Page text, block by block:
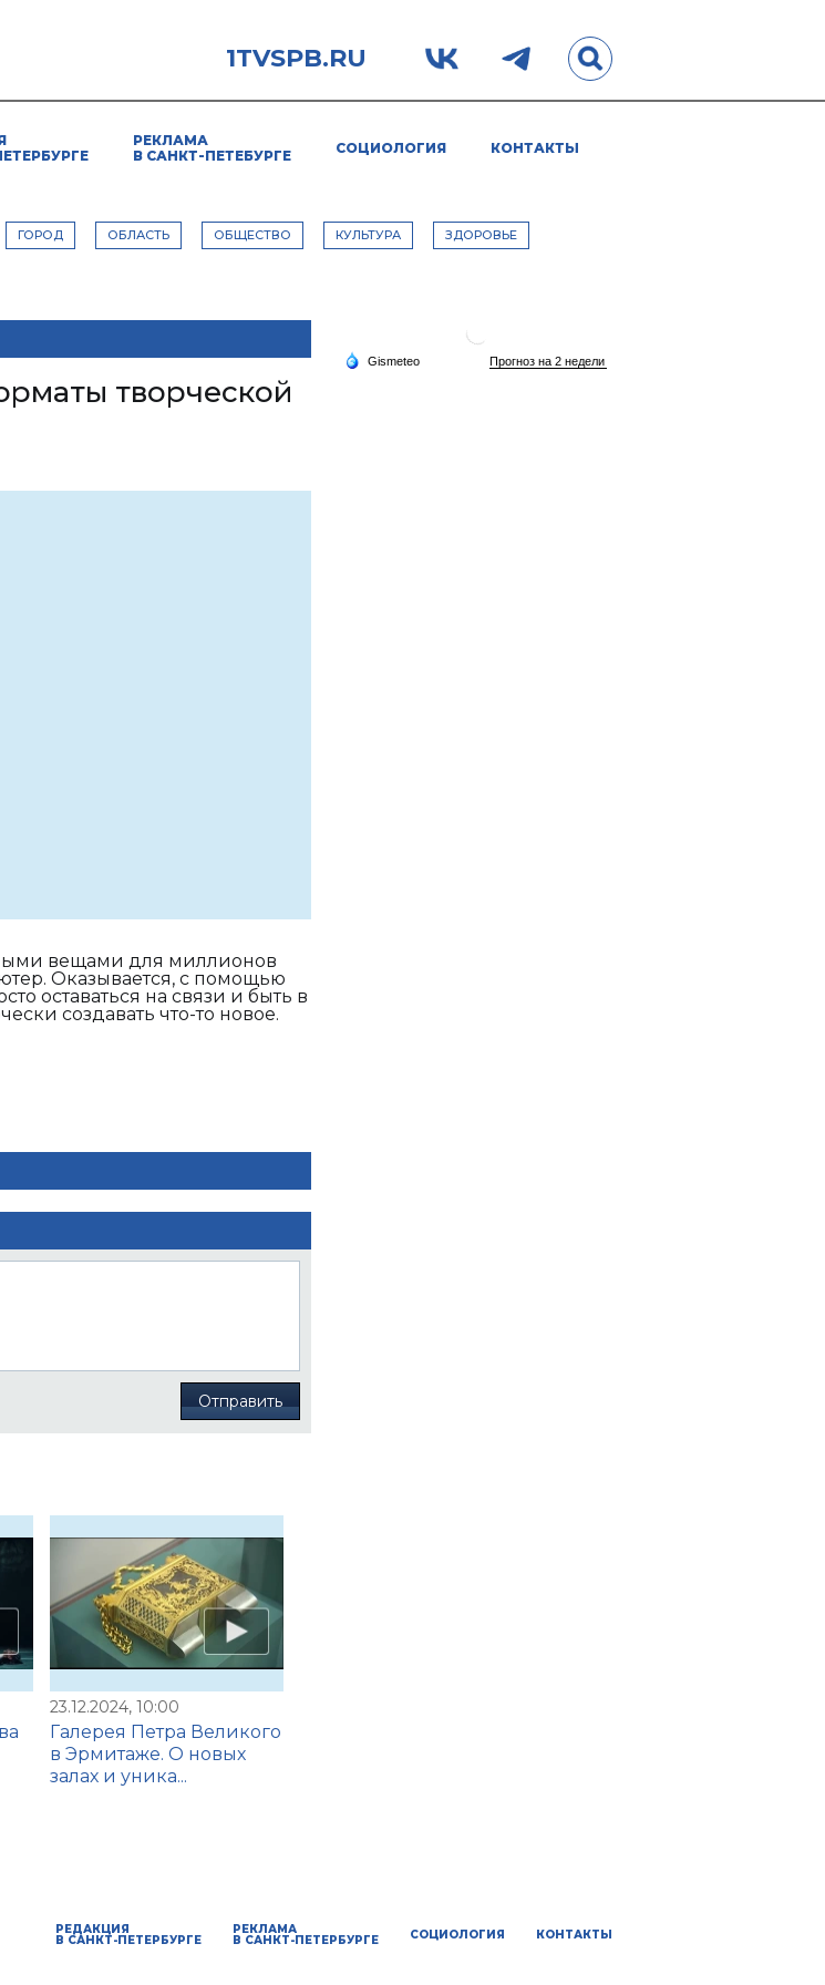
1TVSPB.RU
РЕКЛАМА
В САНКТ-ПЕТЕБУРГЕ
СОЦИОЛОГИЯ КОНТАКТЫ
ГОРОД ОБЛАСТЬ ОБЩЕСТВО КУЛЬТУРА ЗДОРОВЬЕ
творческой
вещами для миллионов
Оказывается, с помощью
оставаться на связи и быть в
создавать что-то новое.
Отправить
23.12.2024, 10:00
Галерея Петра Великого
в Эрмитаже. О новых
залах и уника...
РЕДАКЦИЯ
В САНКТ-ПЕТЕРБУРГЕ
РЕКЛАМА
В САНКТ-ПЕТЕРБУРГЕ СОЦИОЛОГИЯ КОНТАКТЫ